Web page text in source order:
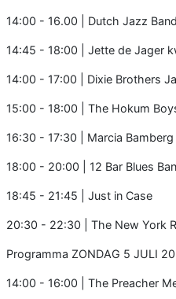
14:00 - 16.00 | Dutch Jazz Band
14:45 - 18:00 | Jette de Jager
14:00 - 17:00 | Dixie Brothers
15:00 - 18:00 | The Hokum
16:30 - 17:30 | Marcia
18:00 - 20:00 | 12 Bar Blues
18:45 - 21:45 | Just in Case
20:30 - 22:30 | The New York
Programma ZONDAG 5 JULI
14:00 - 16:00 | The Preacher